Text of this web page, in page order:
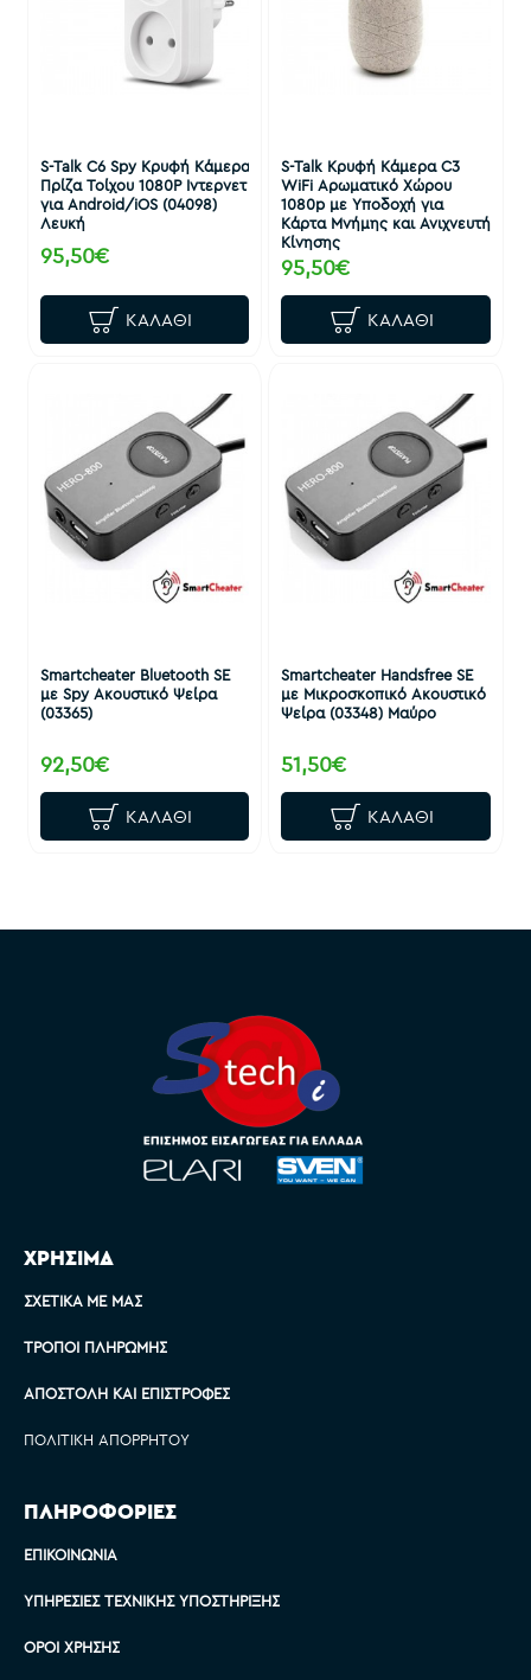
S-Talk C6 Spy Κρυφή Κάμερα
Πρίζα Τοίχου 1080P Ιντερνετ
για Android/iOS (04098)
Λευκή
95,50€
ΚΑΛΆΘΙ
S-Talk Κρυφή Κάμερα C3
WiFi Αρωματικό Χώρου
1080p με Υποδοχή για
Κάρτα Μνήμης και Ανιχνευτή
Κίνησης
95,50€
ΚΑΛΆΘΙ
Smartcheater Bluetooth SE
με Spy Ακουστικό Ψείρα
(03365)
92,50€
ΚΑΛΆΘΙ
Smartcheater Handsfree SE
με Μικροσκοπικό Ακουστικό
Ψείρα (03348) Μαύρο
51,50€
ΚΑΛΆΘΙ
ΧΡΗΣΙΜΑ
ΣΧΕΤΙΚΆ ΜΕ ΜΑΣ
ΤΡΌΠΟΙ ΠΛΗΡΩΜΉΣ
ΑΠΟΣΤΟΛΉ ΚΑΙ ΕΠΙΣΤΡΟΦΈΣ
ΠΟΛΙΤΙΚΉ ΑΠΟΡΡΉΤΟΥ
ΠΛΗΡΟΦΟΡΙΕΣ
ΕΠΙΚΟΙΝΩΝΊΑ
ΥΠΗΡΕΣΊΕΣ ΤΕΧΝΙΚΉΣ ΥΠΟΣΤΉΡΙΞΗΣ
ΌΡΟΙ ΧΡΉΣΗΣ